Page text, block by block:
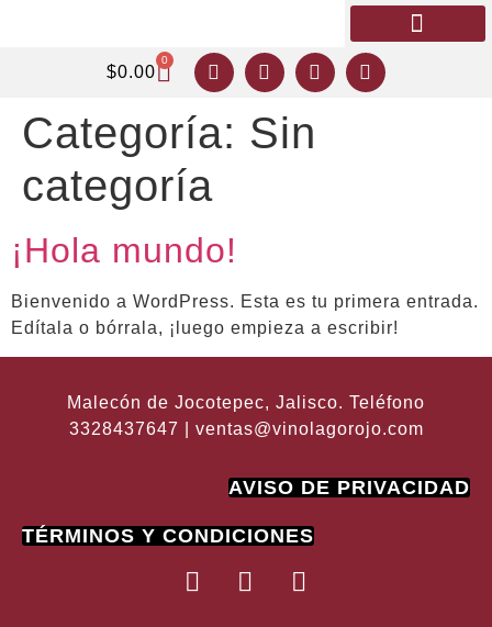
$0.00
0
Categoría: Sin
categoría
¡Hola mundo!
Bienvenido a WordPress. Esta es tu primera entrada.
Edítala o bórrala, ¡luego empieza a escribir!
Malecón de Jocotepec, Jalisco. Teléfono
3328437647 | ventas@vinolagorojo.com
AVISO DE PRIVACIDAD
TÉRMINOS Y CONDICIONES